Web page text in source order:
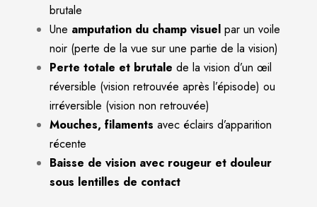
brutale
Une amputation du champ visuel par un voile
noir (perte de la vue sur une partie de la vision)
Perte totale et brutale de la vision d’un œil
réversible (vision retrouvée après l’épisode) ou
irréversible (vision non retrouvée)
Mouches, filaments avec éclairs d’apparition
récente
Baisse de vision avec rougeur et douleur
sous lentilles de contact